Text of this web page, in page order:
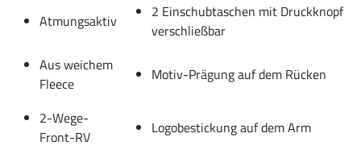
Atmungsaktiv
2 Einschubtaschen mit Druckknopf
verschließbar
Aus weichem
Fleece
Motiv-Prägung auf dem Rücken
2-Wege-
Front-RV
Logobestickung auf dem Arm